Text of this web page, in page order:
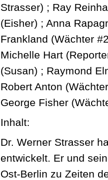
Strasser) ; Ray
(Eisher) ; Anna
Frankland (Wächter
Michelle Hart
(Susan) ; Raymond
Robert Anton
George Fisher
Inhalt:
Dr. Werner Strasser
entwickelt. Er und
Ost-Berlin zu Zeiten